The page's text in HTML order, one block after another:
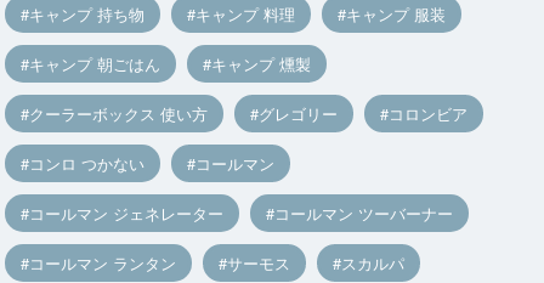
キャンプ 持ち物 キャンプ 料理 キャンプ 服装
キャンプ 朝ごはん キャンプ 燻製
クーラーボックス 使い方 グレゴリー コロンビア
コンロ つかない コールマン
コールマン ジェネレーター コールマン ツーバーナー
コールマン ランタン サーモス スカルパ